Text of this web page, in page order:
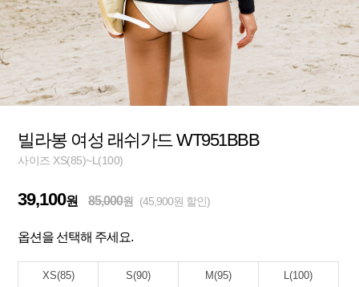
빌라봉 여성 래쉬가드 WT951BBB
사이즈 XS(85)~L(100)
39,100원 85,000원 (45,900원 할인)
옵션을 선택해 주세요.
XS(85) S(90) M(95) L(100)